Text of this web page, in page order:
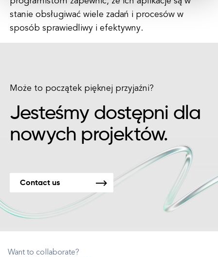
stanie obsługiwać wiele zadań i procesów w
sposób sprawiedliwy i efektywny.
Może to początek pięknej przyjaźni?
Jesteśmy dostępni dla
nowych projektów.
Contact us
Want to collaborate?